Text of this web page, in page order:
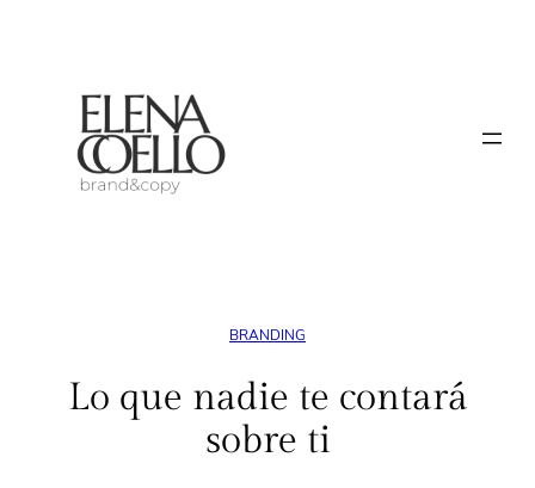
BRANDING
Lo que nadie te contará
sobre ti